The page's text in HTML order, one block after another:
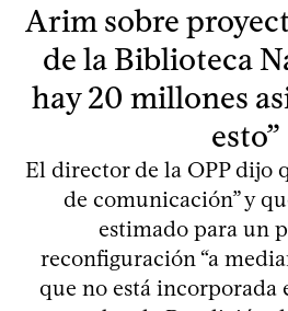
Arim sobre
de la Biblioteca
hay 20 millones
esto”
El director de la OPP dijo
de comunicación” y
estimado para un
reconfiguración “a
que no está incorporada